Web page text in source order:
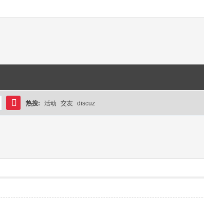
搜
热搜: 活动 交友 discuz